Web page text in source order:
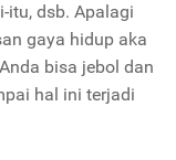
itu, dsb. Apalagi
gaya hidup aka
bisa jebol dan
hal ini terjadi